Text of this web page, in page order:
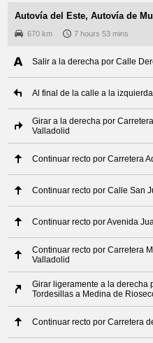
Autovía del Este, Autovía de
670 km 7 hours 53 mins
Salir a la derecha por Calle
Al final de la calle a la
Girar a la derecha por
Valladolid
Continuar recto por Carretera
Continuar recto por Calle San
Continuar recto por Avenida
Continuar recto por Carretera
Valladolid
Girar ligeramente a la derecha
Tordesillas a Medina de
Continuar recto por Carretera